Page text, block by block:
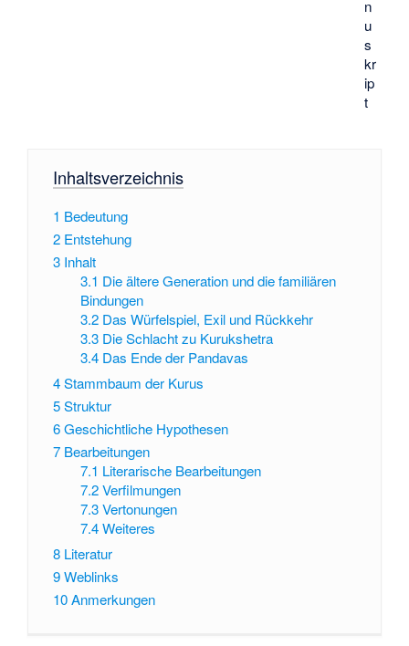
n
u
s
kr
ip
t
Inhaltsverzeichnis
1 Bedeutung
2 Entstehung
3 Inhalt
3.1 Die ältere Generation und die familiären
Bindungen
3.2 Das Würfelspiel, Exil und Rückkehr
3.3 Die Schlacht zu Kurukshetra
3.4 Das Ende der Pandavas
4Stammbaum der Kurus
5Struktur
6Geschichtliche Hypothesen
7 Bearbeitungen
7.1 Literarische Bearbeitungen
7.2 Verfilmungen
7.3 Vertonungen
7.4 Weiteres
8 Literatur
9Weblinks
10Anmerkungen